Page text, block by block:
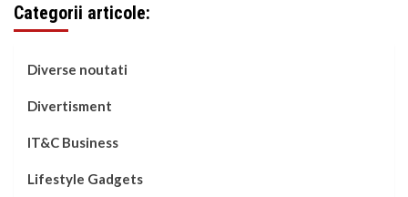
Categorii articole:
Diverse noutati
Divertisment
IT&C Business
Lifestyle Gadgets